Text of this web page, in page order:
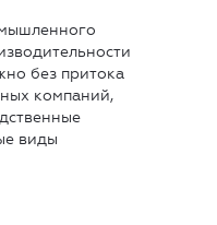
без притока
компаний,
виды